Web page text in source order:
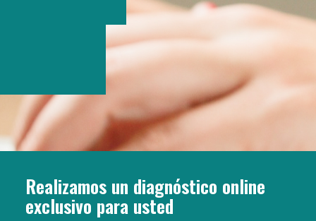
Realizamos un diagnóstico online
exclusivo para usted